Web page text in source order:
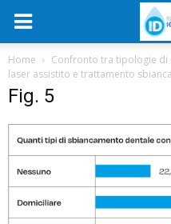
Home
Confronto tra tipologie di
laser assistito e trattamento
Fig. 5